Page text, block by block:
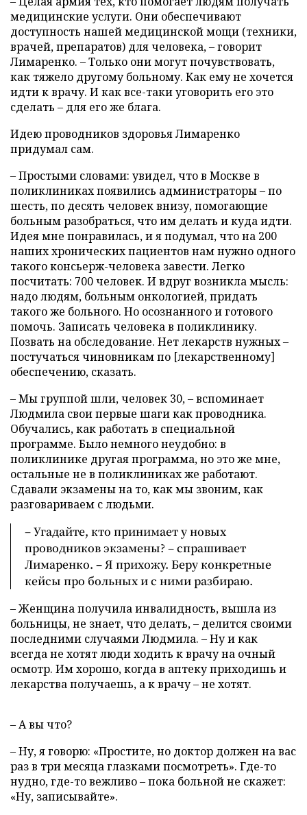
медицинские услуги. Они обеспечивают
доступность нашей медицинской мощи (техники,
врачей, препаратов) для человека, – говорит
Лимаренко. – Только они могут почувствовать,
как тяжело другому больному. Как ему не хочется
идти к врачу. И как все-таки уговорить его это
сделать – для его же блага.
Идею проводников здоровья Лимаренко
придумал сам.
– Простыми словами: увидел, что в Москве в
поликлиниках появились администраторы – по
шесть, по десять человек внизу, помогающие
больным разобраться, что им делать и куда идти.
Идея мне понравилась, и я подумал, что на 200
наших хронических пациентов нам нужно одного
такого консьерж-человека завести. Легко
посчитать: 700 человек. И вдруг возникла мысль:
надо людям, больным онкологией, придать
такого же больного. Но осознанного и готового
помочь. Записать человека в поликлинику.
Позвать на обследование. Нет лекарств нужных –
постучаться чиновникам по [лекарственному]
обеспечению, сказать.
– Мы группой шли, человек 30, – вспоминает
Людмила свои первые шаги как проводника.
Обучались, как работать в специальной
программе. Было немного неудобно: в
поликлинике другая программа, но это же мне,
остальные не в поликлиниках же работают.
Сдавали экзамены на то, как мы звоним, как
разговариваем с людьми.
– Угадайте, кто принимает у новых
проводников экзамены? – спрашивает
Лимаренко. – Я прихожу. Беру конкретные
кейсы про больных и с ними разбираю.
– Женщина получила инвалидность, вышла из
больницы, не знает, что делать, – делится своими
последними случаями Людмила. – Ну и как
всегда не хотят люди ходить к врачу на очный
осмотр. Им хорошо, когда в аптеку приходишь и
лекарства получаешь, а к врачу – не хотят.
– А вы что?
– Ну, я говорю: «Простите, но доктор должен на вас
раз в три месяца глазками посмотреть». Где-то
нудно, где-то вежливо – пока больной не скажет:
«Ну, записывайте».